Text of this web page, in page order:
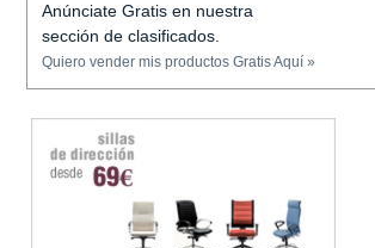
Anúnciate Gratis en nuestra
sección de clasificados.
Quiero vender mis productos Gratis Aquí »